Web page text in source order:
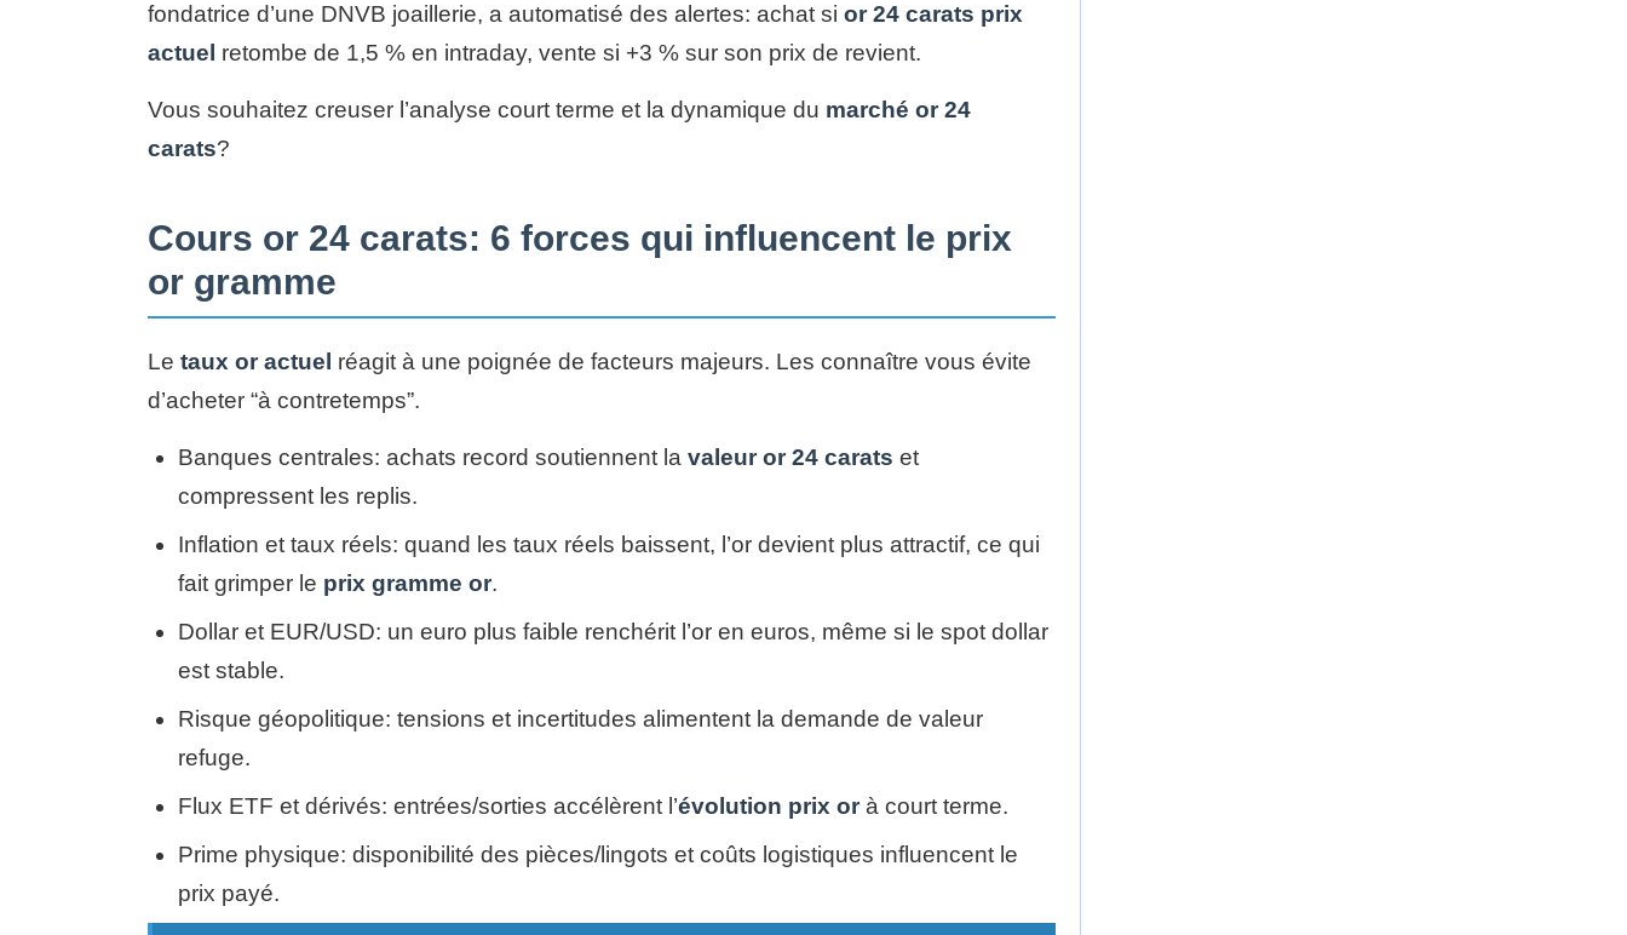
fondatrice d’une DNVB joaillerie, a automatisé des alertes: achat si or 24 carats prix
actuel retombe de 1,5 % en intraday, vente si +3 % sur son prix de revient.
Vous souhaitez creuser l’analyse court terme et la dynamique du marché or 24
carats?
Cours or 24 carats: 6 forces qui influencent le prix
or gramme
Le taux or actuel réagit à une poignée de facteurs majeurs. Les connaître vous évite
d’acheter “à contretemps”.
Banques centrales: achats record soutiennent la valeur or 24 carats et
compressent les replis.
Inflation et taux réels: quand les taux réels baissent, l’or devient plus attractif, ce qui
fait grimper le prix gramme or.
Dollar et EUR/USD: un euro plus faible renchérit l’or en euros, même si le spot dollar
est stable.
Risque géopolitique: tensions et incertitudes alimentent la demande de valeur
refuge.
Flux ETF et dérivés: entrées/sorties accélèrent l’évolution prix orà court terme.
Prime physique: disponibilité des pièces/lingots et coûts logistiques influencent le
prix payé.